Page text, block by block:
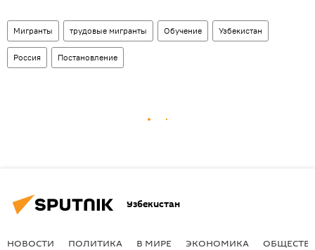
Мигранты трудовые мигранты Обучение Узбекистан
Россия Постановление
Узбекистан
НОВОСТИ ПОЛИТИКА В МИРЕ ЭКОНОМИКА